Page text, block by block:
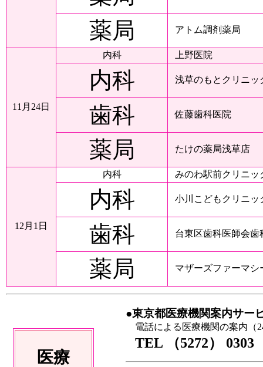
薬局
アトム調剤薬局
11月24日
内科 上野医院
内科 浅草のもとクリニッ
歯科 佐藤歯科医院
薬局 たけの薬局浅草店
12月1日
内科 みのわ駅前クリニッ
内科 小川こどもクリニッ
歯科 台東区歯科医師会歯
薬局 マザーズファーマシ
医療
●東京都医療機関案内サー
電話による医療機関の案内（
TEL （5272） 0303